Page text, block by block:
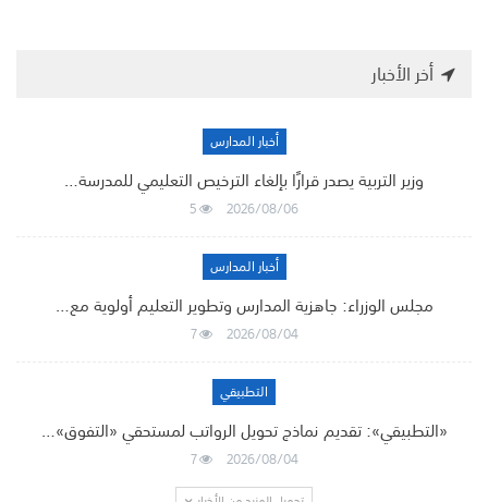
أخر الأخبار
أخبار المدارس
وزير التربية يصدر قرارًا بإلغاء الترخيص التعليمي للمدرسة…
2026/08/06
5
أخبار المدارس
مجلس الوزراء: جاهزية المدارس وتطوير التعليم أولوية مع…
2026/08/04
7
التطبيقي
«التطبيقي»: تقديم نماذج تحويل الرواتب لمستحقي «التفوق»…
2026/08/04
7